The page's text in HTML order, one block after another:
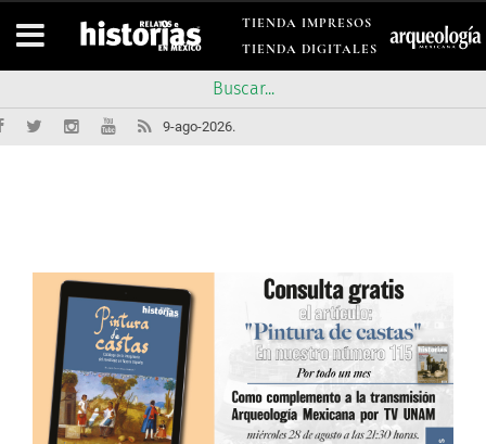
TIENDA IMPRESOS
TIENDA DIGITALES
9-ago-2026.